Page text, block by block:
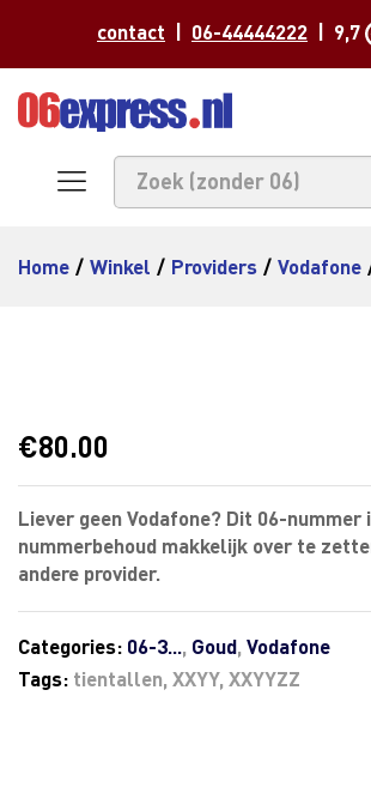
contact 06-44444222 | 9,7
Home / Winkel / Providers / Vodafone
€80.00
Liever geen Vodafone? Dit 06-nummer
nummerbehoud makkelijk over te
andere provider.
Categories: 06-3..., Goud, Vodafone
Tags: tientallen, XXYY, XXYYZZ